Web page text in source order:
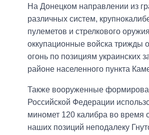
На Донецком направлении из
различных систем,
пулеметов и стрелкового
оккупационные войска трижды
огонь по позициям украинских
районе населенного пункта
Также вооруженные
Российской Федерации
миномет 120 калибра во время
наших позиций неподалеку